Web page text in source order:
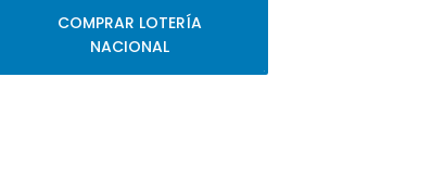
COMPRAR LOTERÍA
NACIONAL